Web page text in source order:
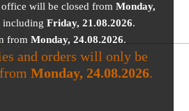
will be closed fromMonday,
includingFriday, 21.08.2026.
fromMonday, 24.08.2026.
and orders will only be
fromMonday, 24.08.2026.